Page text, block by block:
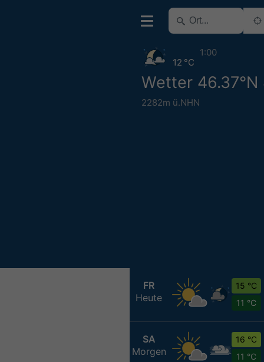
Wetter 46.37°N
2282m ü.NHN
12 °C
1:00
FR
Heute
15 °C
11 °C
SA
Morgen
16 °C
11 °C